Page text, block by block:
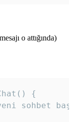
o attığında)
{
sohbet